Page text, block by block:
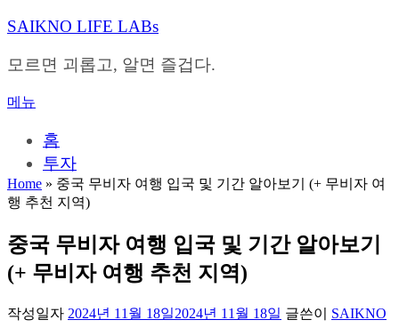
내
으
바
SAIKNO LIFE LABs
모르면 괴롭고, 알면 즐겁다.
메뉴
홈
투자
Home » 중국 무비자 여행 입국 및 기간 알아보기 (+ 무비자 여
행 추천 지역)
중국 무비자 여행 입국 및 기간 알아보기
(+ 무비자 여행 추천 지역)
작성일자 2024년 11월 18일2024년 11월 18일 글쓴이 SAIKNO